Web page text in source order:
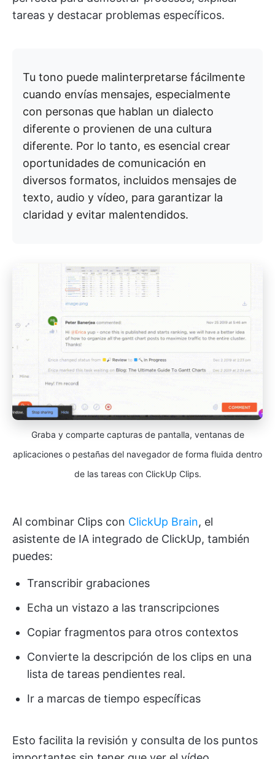
tareas y destacar problemas específicos.
Tu tono puede malinterpretarse fácilmente
cuando envías mensajes, especialmente
con personas que hablan un dialecto
diferente o provienen de una cultura
diferente. Por lo tanto, es esencial crear
oportunidades de comunicación en
diversos formatos, incluidos mensajes de
texto, audio y vídeo, para garantizar la
claridad y evitar malentendidos.
Graba y comparte capturas de pantalla, ventanas de
aplicaciones o pestañas del navegador de forma fluida dentro
de las tareas con ClickUp Clips.
Al combinar Clips con ClickUp Brain, el
asistente de IA integrado de ClickUp, también
puedes:
Transcribir grabaciones
Echa un vistazo a las transcripciones
Copiar fragmentos para otros contextos
Convierte la descripción de los clips en una
lista de tareas pendientes real.
Ir a marcas de tiempo específicas
Esto facilita la revisión y consulta de los puntos